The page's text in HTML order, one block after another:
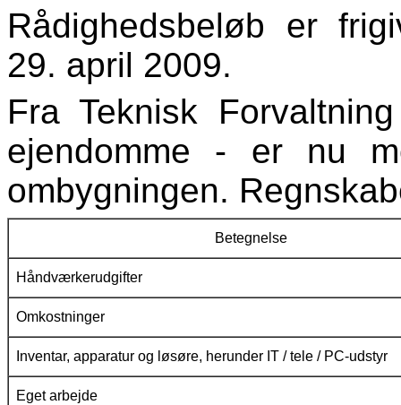
Rådighedsbeløb er
29. april 2009.
Fra Teknisk
ejendomme - er nu
ombygningen.
Betegnelse
Håndværkerudgifter
Omkostninger
Inventar, apparatur og løsøre, herunder IT / tele / PC-udstyr
Eget arbejde